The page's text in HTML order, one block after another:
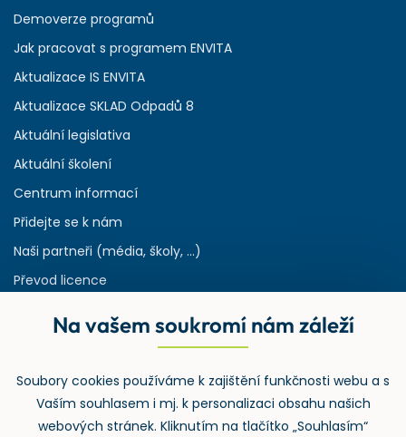
Demoverze programů
Jak pracovat s programem ENVITA
Aktualizace IS ENVITA
Aktualizace SKLAD Odpadů 8
Aktuální legislativa
Aktuální školení
Centrum informací
Přidejte se k nám
Naši partneři (média, školy, ...)
Převod licence
Rejstřík používaných zkratek v odpadech
Zpětný odběr
Na vašem soukromí nám záleží
Soubory cookies používáme k zajištění funkčnosti webu a s
Vaším souhlasem i mj. k personalizaci obsahu našich
webových stránek. Kliknutím na tlačítko „Souhlasím“